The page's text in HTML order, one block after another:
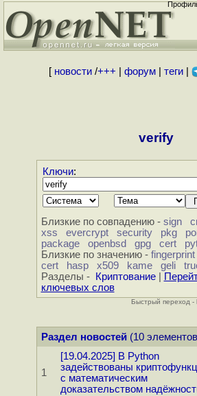
[ новости/+++ форум| теги|
verify
Ключи:
Близкие по совпадению - sign
xss
evercrypt security pkg
package
openbsd gpg cert
Близкие по значению - fingerprint
cert
hasp x509 kame geli
Разделы -
Криптование|
ключевых слов
Быстрый переход
Раздел новостей(10
1
[19.04.2025] В Python
задействованы
с математическим
доказательством